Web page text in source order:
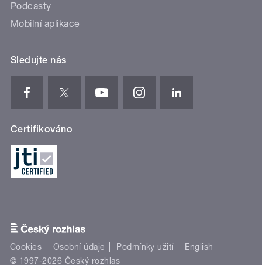
Podcasty
Mobilní aplikace
Sledujte nás
Certifikováno
Cookies Osobní údaje Podmínky užití
English
© 1997-2026 Český rozhlas